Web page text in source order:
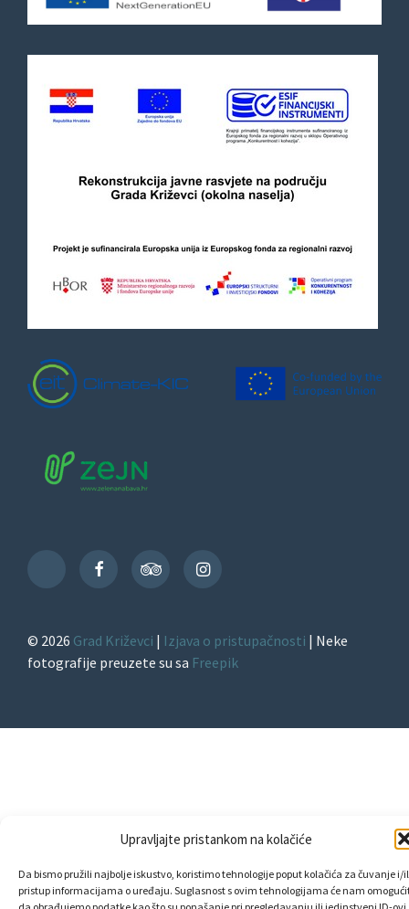
Upravljajte pristankom na kolačiće
Da bismo pružili najbolje iskustvo, koristimo tehnologije poput kolačića za čuvanje i/
pristup informacijama o uređaju. Suglasnost s ovim tehnologijama će nam
TikTok
FacebookTripAdvisorInstagram
© 2026 Grad Križevci | Izjava o pristupačnosti | Neke
fotografije preuzete su sa Freepik